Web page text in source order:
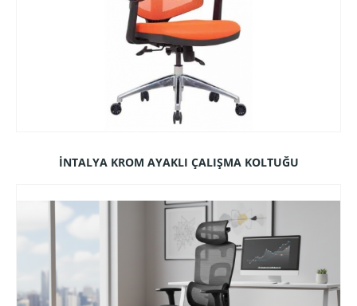
İNTALYA KROM AYAKLI ÇALIŞMA KOLTUĞU